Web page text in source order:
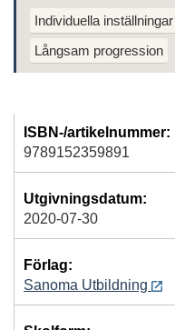
Individuella inställningar
Långsam progression
ISBN-/artikelnummer:
9789152359891
Utgivningsdatum:
2020-07-30
Förlag:
Sanoma Utbildning